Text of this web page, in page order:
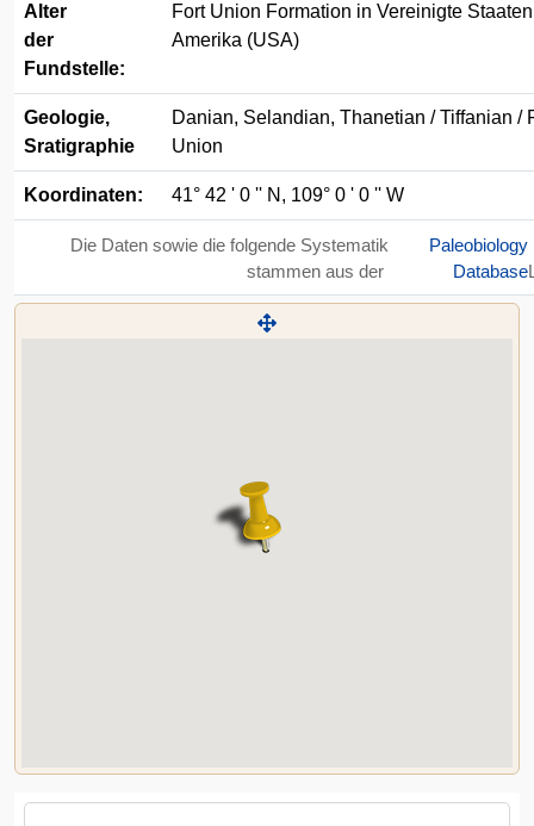
Alter
der
Fundstelle:
Fort Union Formation in Vereinigte
Amerika (USA)
Geologie,
Sratigraphie
Danian, Selandian, Thanetian / Tiffanian /
Union
Koordinaten: 41° 42 ' 0 '' N, 109° 0 ' 0 '' W
Die Daten sowie die folgende Systematik
stammen aus der
Paleobiology
Database